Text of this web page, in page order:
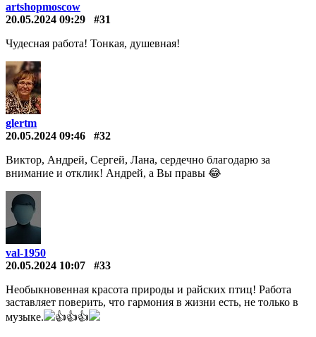
artshopmoscow
20.05.2024 09:29
#31
Чудесная работа! Тонкая, душевная!
glertm
20.05.2024 09:46
#32
Виктор, Андрей, Сергей, Лана, сердечно благодарю за
внимание и отклик! Андрей, а Вы правы 😂
val-1950
20.05.2024 10:07
#33
Необыкновенная красота природы и райских птиц! Работа
заставляет поверить, что гармония в жизни есть, не только в
музыке.
👍👍👍